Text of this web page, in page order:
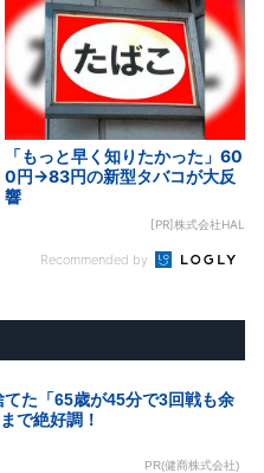
「もっと早く知りたかった」60
0円→83円の新型タバコが大反
響
[PR]株式会社HAL
Recommended by
た「65歳が45分で3回戦も余
で絶好調！
PR(健商株式会社)